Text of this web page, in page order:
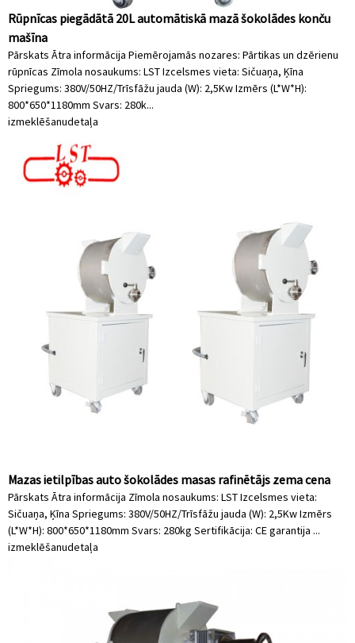
Rūpnīcas piegādātā 20L automātiskā mazā šokolādes konču
mašīna
Pārskats Ātra informācija Piemērojamās nozares: Pārtikas un dzērienu
rūpnīcas Zīmola nosaukums: LST Izcelsmes vieta: Sičuaņa, Ķīna
Spriegums: 380V/50HZ/Trīsfāžu jauda (W): 2,5Kw Izmērs (L*W*H):
800*650*1180mm Svars: 280k...
izmeklēšanudetaļa
Mazas ietilpības auto šokolādes masas rafinētājs zema cena
Pārskats Ātra informācija Zīmola nosaukums: LST Izcelsmes vieta:
Sičuaņa, Ķīna Spriegums: 380V/50HZ/Trīsfāžu jauda (W): 2,5Kw Izmērs
(L*W*H): 800*650*1180mm Svars: 280kg Sertifikācija: CE garantija ...
izmeklēšanudetaļa